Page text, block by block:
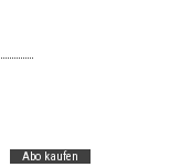
Abo kaufen